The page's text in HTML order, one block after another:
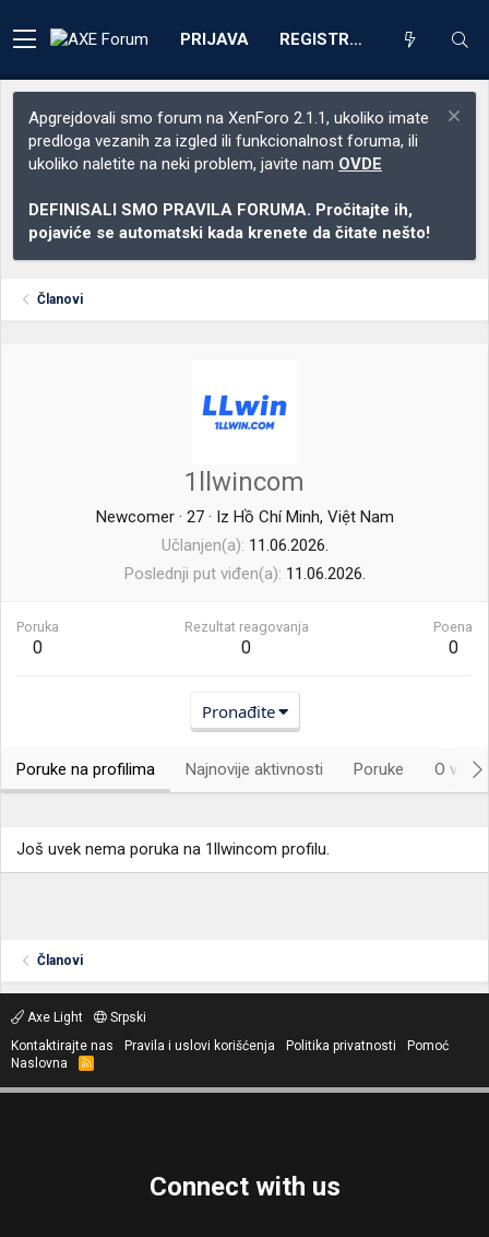
PRIJAVA REGISTRACIJA
Apgrejdovali smo forum na XenForo 2.1.1, ukoliko imate
predloga vezanih za izgled ili funkcionalnost foruma, ili
ukoliko naletite na neki problem, javite nam OVDE
DEFINISALI SMO PRAVILA FORUMA. Pročitajte ih,
pojaviće se automatski kada krenete da čitate nešto!
Članovi
1llwincom
Newcomer · 27 · Iz Hồ Chí Minh, Việt Nam
Učlanjen(a) 11.06.2026.
Poslednji put viđen(a) 11.06.2026.
Poruka
0
Rezultat reagovanja
0
Poena
0
Pronađite
Poruke na profilima Najnovije aktivnosti Poruke O
Još uvek nema poruka na 1llwincom profilu.
Članovi
Axe Light
Srpski
Kontaktirajte nas
Pravila i uslovi korišćenja Politika privatnosti
Pomoć
Naslovna
R
S
Connect with us